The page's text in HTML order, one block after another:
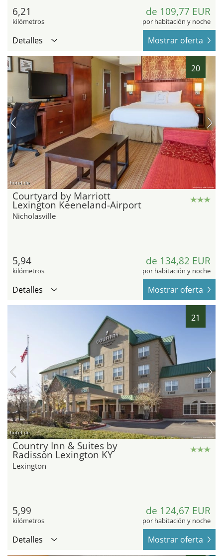
6,21
kilómetros
de 109,77 EUR
por habitación y noche
Detalles Mostrar oferta
20
hotel.de
Courtyard by Marriott
Lexington Keeneland-Airport
Nicholasville
5,94
kilómetros
de 134,82 EUR
por habitación y noche
Detalles Mostrar oferta
21
hotel.de
Country Inn & Suites by
Radisson Lexington KY
Lexington
5,99
kilómetros
de 124,67 EUR
por habitación y noche
Detalles Mostrar oferta